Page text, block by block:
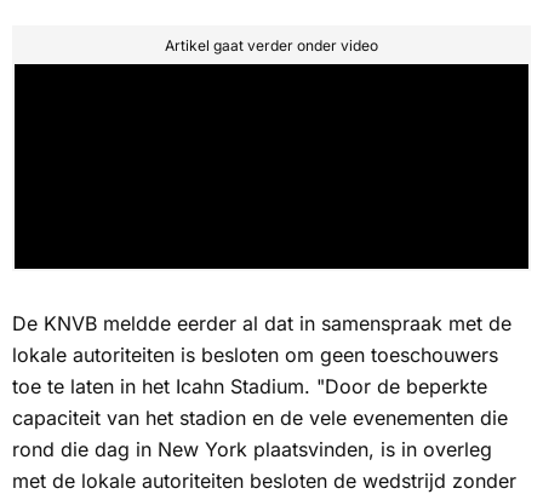
Artikel gaat verder onder video
De KNVB meldde eerder al dat in samenspraak met de
lokale autoriteiten is besloten om geen toeschouwers
toe te laten in het Icahn Stadium. "Door de beperkte
capaciteit van het stadion en de vele evenementen die
rond die dag in New York plaatsvinden, is in overleg
met de lokale autoriteiten besloten de wedstrijd zonder